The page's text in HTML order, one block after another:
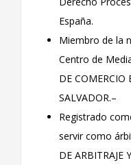
España.
Miembro de la
Centro de
DE COMERCIO
SALVADOR.–
Registrado
servir como
DE ARBITRAJE